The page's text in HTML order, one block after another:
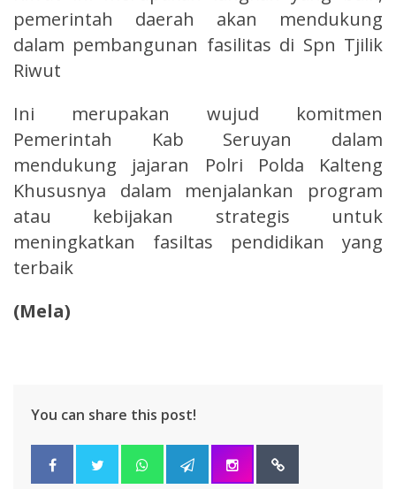
pemerintah daerah akan mendukung
dalam pembangunan fasilitas di Spn Tjilik
Riwut
Ini merupakan wujud komitmen
Pemerintah Kab Seruyan dalam
mendukung jajaran Polri Polda Kalteng
Khususnya dalam menjalankan program
atau kebijakan strategis untuk
meningkatkan fasiltas pendidikan yang
terbaik
(Mela)
You can share this post!